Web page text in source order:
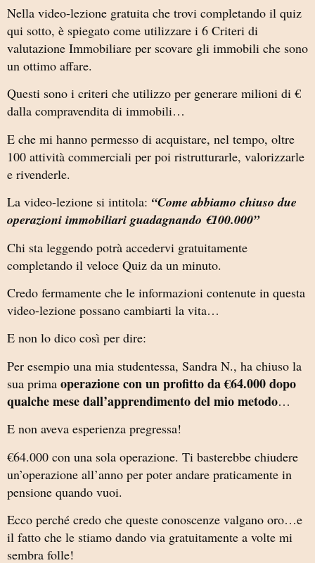
Nella video-lezione gratuita che trovi completando il quiz
qui sotto, è spiegato come utilizzare i 6 Criteri di
valutazione Immobiliare per scovare gli immobili che sono
un ottimo affare.
Questi sono i criteri che utilizzo per generare milioni di €
dalla compravendita di immobili…
E che mi hanno permesso di acquistare, nel tempo, oltre
100 attività commerciali per poi ristrutturarle, valorizzarle
e rivenderle.
La video-lezione si intitola: “Come abbiamo chiuso due
operazioni immobiliari guadagnando €100.000”
Chi sta leggendo potrà accedervi gratuitamente
completando il veloce Quiz da un minuto.
Credo fermamente che le informazioni contenute in questa
video-lezione possano cambiarti la vita…
E non lo dico così per dire:
Per esempio una mia studentessa, Sandra N., ha chiuso la
sua prima operazione con un profitto da €64.000 dopo
qualche mese dall’apprendimento del mio metodo…
E non aveva esperienza pregressa!
€64.000 con una sola operazione. Ti basterebbe chiudere
un’operazione all’anno per poter andare praticamente in
pensione quando vuoi.
Ecco perché credo che queste conoscenze valgano oro…e
il fatto che le stiamo dando via gratuitamente a volte mi
sembra folle!